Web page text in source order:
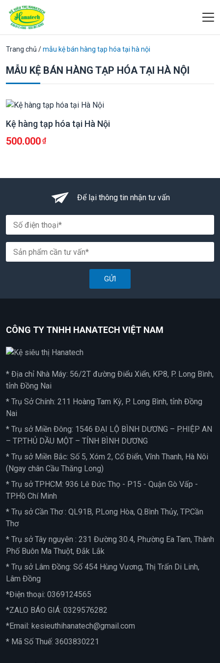
Trang chủ /mẫu kệ bán hàng tạp hóa tại hà nội
MẪU KỆ BÁN HÀNG TẠP HÓA TẠI HÀ NỘI
Kệ hàng tạp hóa tại Hà Nội
500.000
Để lại thông tin nhận tư vấn
GỬI
CÔNG TY TNHH HANATECH VIỆT NAM
* Địa chỉ Nhà Máy: 56/2T đường Điểu Xiển, KP8, P. Long Bình,
tỉnh Đồng Nai
* Trụ Sở Chính: 211 Hoàng Tam Kỳ, P. Long Bình, tỉnh Đồng
Nai
* Trụ sở Miền Đông: 1546 ĐẠI LỘ BÌNH DƯƠNG – P.HIỆP AN
– TP.THỦ DẦU MỘT – TỈNH BÌNH DƯƠNG
* Trụ sở Miền Bắc: Số 5, Xóm 2, Cổ Điển, Vĩnh Thanh, Hà Nôi
(Ngay chân Cầu Thăng Long)
* Trụ sở TPHCM: 936 Lê Đức Thọ - P15 - Quận Gò Vấp -
TP.Hồ Chí Minh
* Trụ sở Cần Thơ : QL91B, P.Long Hòa, Q.Bình Thủy, TP.Cần
Thơ
* Trụ sở Tây nguyên : 231 Đường 30.4, Phường Ea Tam, Thành
Phố Buôn Ma Thuột, Đắk Lắk
* Trụ sở Lâm Đồng: Số 454 Hùng Vương, Thị Trấn Di Linh,
Lâm Đồng
*Điện thoại: 0369124565
*ZALO BÁO GIÁ: 0329576282
*Email: kesieuthihanatech@gmail.com
* Mã Số Thuế: 3603830221